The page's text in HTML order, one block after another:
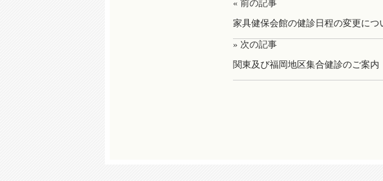
« 前の記事
家具健保会館の健診日程の変更につ
» 次の記事
関東及び福岡地区集合健診のご案内